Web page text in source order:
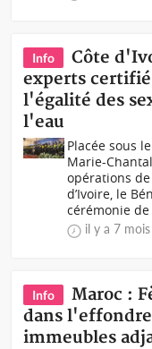
Info
Côte
experts
l'égalité des
l'eau
Placée sous
Marie-
opérations
d’Ivoire, le
cérémonie de
il y a 7 mois
Info
Maroc :
dans
immeubles